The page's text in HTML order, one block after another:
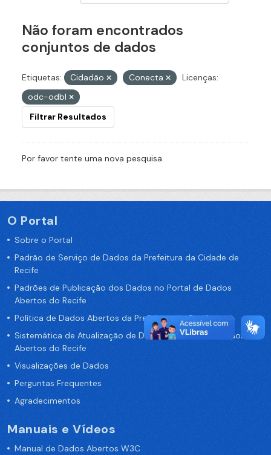
Não foram encontrados
conjuntos de dados
Etiquetas: Cidadão Conecta
Licenças:
odc-odbl
Filtrar Resultados
Por favor tente uma nova pesquisa.
O Portal
Sobre o Portal
Padrão de Serviço de Dados da Prefeitura da Cidade de
Recife
Padrões de Publicação dos Dados no Portal de Dados
Abertos do Recife
Política de Dados Abertos da Prefeitura do Recife
Sistemática de Atualização de Dados do Portal de Dados
Abertos do Recife
Visualizações de Dados
Perguntas Frequentes
Agradecimentos
Manuais e Vídeos
Manual de Dados Abertos W3C